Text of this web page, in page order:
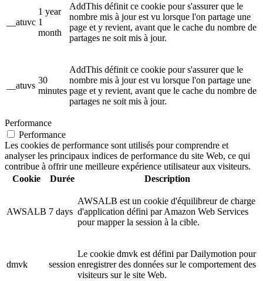
__atuvc
1 year
1
month
AddThis définit ce cookie pour s'assurer que le
nombre mis à jour est vu lorsque l'on partage une
page et y revient, avant que le cache du nombre de
partages ne soit mis à jour.
__atuvs
30
minutes
AddThis définit ce cookie pour s'assurer que le
nombre mis à jour est vu lorsque l'on partage une
page et y revient, avant que le cache du nombre de
partages ne soit mis à jour.
Performance
Performance
Les cookies de performance sont utilisés pour comprendre et
analyser les principaux indices de performance du site Web, ce qui
contribue à offrir une meilleure expérience utilisateur aux visiteurs.
Cookie
Durée Description
AWSALB 7 days
AWSALB est un cookie d'équilibreur de charge
d'application défini par Amazon Web Services
pour mapper la session à la cible.
dmvk session
Le cookie dmvk est défini par Dailymotion pour
enregistrer des données sur le comportement des
visiteurs sur le site Web.